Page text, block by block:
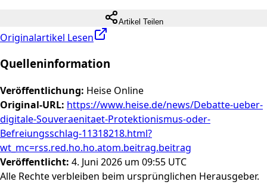
Artikel Teilen
Originalartikel Lesen
Quelleninformation
Veröffentlichung: Heise Online
Original-URL: https://www.heise.de/news/Debatte-ueber-
digitale-Souveraenitaet-Protektionismus-oder-
Befreiungsschlag-11318218.html?
wt_mc=rss.red.ho.ho.atom.beitrag.beitrag
Veröffentlicht: 4. Juni 2026 um 09:55 UTC
Alle Rechte verbleiben beim ursprünglichen Herausgeber.